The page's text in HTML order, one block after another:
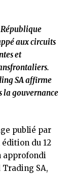
République
aux circuits
et
SA affirme
la gouvernance
publié par
du 12
approfondi
Trading SA,